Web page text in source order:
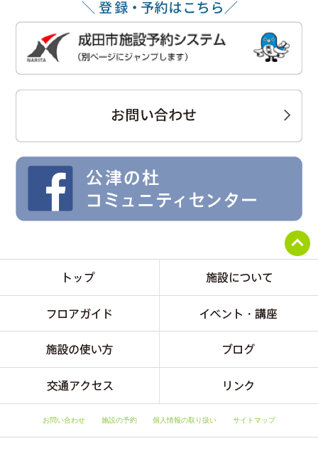
お問い合わせ 施設の予約 個人情報の取り扱い サイトマップ